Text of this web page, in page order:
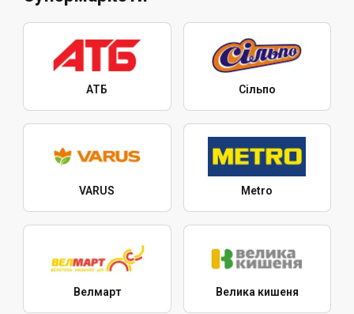
АТБ Сільпо
VARUS Metro
Велмарт Велика кишеня